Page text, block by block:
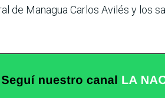
de Managua Carlos Avilés y los